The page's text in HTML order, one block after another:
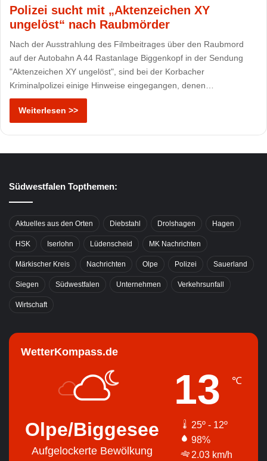
Polizei sucht mit „Aktenzeichen XY
ungelöst“ nach Raubmörder
Nach der Ausstrahlung des Filmbeitrages über den Raubmord
auf der Autobahn A 44 Rastanlage Biggenkopf in der Sendung
"Aktenzeichen XY ungelöst", sind bei der Korbacher
Kriminalpolizei einige Hinweise eingegangen, denen…
Weiterlesen >>
Südwestfalen Topthemen:
Aktuelles aus den Orten Diebstahl Drolshagen Hagen
HSK Iserlohn Lüdenscheid MK Nachrichten
Märkischer Kreis Nachrichten Olpe Polizei Sauerland
Siegen Südwestfalen Unternehmen Verkehrsunfall
Wirtschaft
WetterKompass.de
Olpe/Biggesee
Aufgelockerte Bewölkung
13 ℃
25º - 12º
98%
2.03 km/h